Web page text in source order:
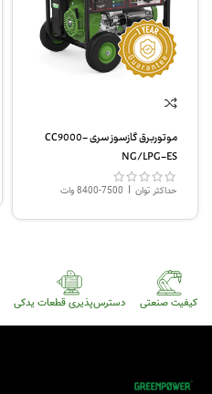
موتوربرق گازسوز سری CC9000-
NG/LPG-ES
حداکثر توان | 7500-8400 وات
کیفیت صنعتی دسترس‌پذیری قطعات یدکی